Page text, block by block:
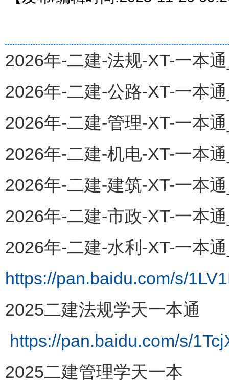
2026年-二建-法规-XT-一本
2026年-二建-公路-XT-一本
2026年-二建-管理-XT-一本
2026年-二建-机电-XT-一本
2026年-二建-建筑-XT-一本
2026年-二建-市政-XT-一本
2026年-二建-水利-XT-一本
https://pan.baidu.com/s/
2025二建法规学天一本通
https://pan.baidu.com/s/
2025二建管理学天一本